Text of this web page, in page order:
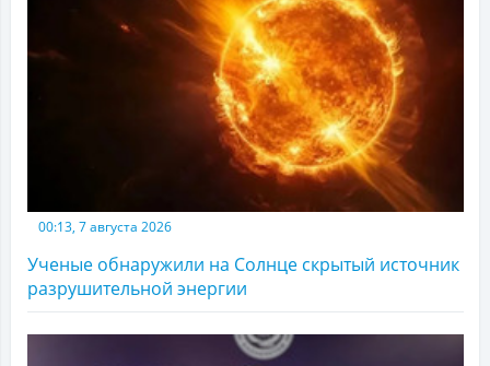
00:13, 7 августа 2026
Ученые обнаружили на Солнце скрытый источник
разрушительной энергии